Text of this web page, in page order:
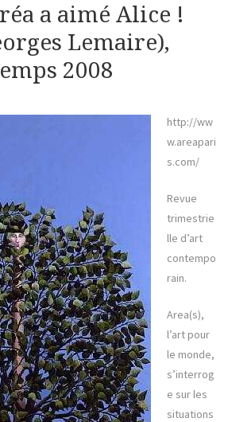
a aimé Alice !
Lemaire),
2008
http://ww
w.areapari
s.com/
Revue
trimestrie
lle d’art
contempo
rain.
Area(s),
l’art pour
le monde,
s’interrog
e sur les
situations